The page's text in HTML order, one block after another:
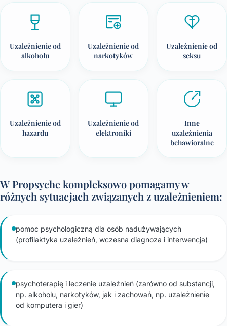
Uzależnienie od
alkoholu
Uzależnienie od
narkotyków
Uzależnienie od
seksu
Uzależnienie od
hazardu
Uzależnienie od
elektroniki
Inne
uzależnienia
behawioralne
W Propsyche kompleksowo pomagamy w
różnych sytuacjach związanych z uzależnieniem:
pomoc psychologiczną dla osób nadużywających
(profilaktyka uzależnień, wczesna diagnoza i interwencja)
psychoterapię i leczenie uzależnień (zarówno od substancji,
np. alkoholu, narkotyków, jak i zachowań, np. uzależnienie
od komputera i gier)